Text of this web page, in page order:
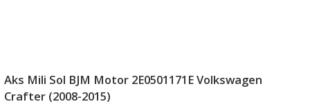
Aks Mili Sol BJM Motor 2E0501171E Volkswagen
Crafter (2008-2015)